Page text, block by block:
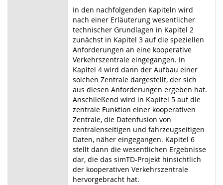
In den nachfolgenden Kapiteln wird
nach einer Erläuterung wesentlicher
technischer Grundlagen in Kapitel 2
zunächst in Kapitel 3 auf die speziellen
Anforderungen an eine kooperative
Verkehrszentrale eingegangen. In
Kapitel 4 wird dann der Aufbau einer
solchen Zentrale dargestellt, der sich
aus diesen Anforderungen ergeben hat.
Anschließend wird in Kapitel 5 auf die
zentrale Funktion einer kooperativen
Zentrale, die Datenfusion von
zentralenseitigen und fahrzeugseitigen
Daten, näher eingegangen. Kapitel 6
stellt dann die wesentlichen Ergebnisse
dar, die das simTD-Projekt hinsichtlich
der kooperativen Verkehrszentrale
hervorgebracht hat.